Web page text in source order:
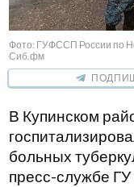
Фото: ГУФССП России по
Сиб.фм
В Купинском
больных
пресс-службе